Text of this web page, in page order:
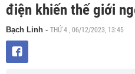
điện khiến thế giới
Bạch Linh - THỨ 4 , 06/12/2023, 13:45